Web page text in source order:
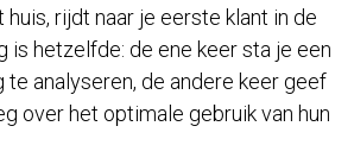
rijdt naar je eerste klant in de
is hetzelfde: de ene keer sta je een
analyseren, de andere keer geef
over het optimale gebruik van hun